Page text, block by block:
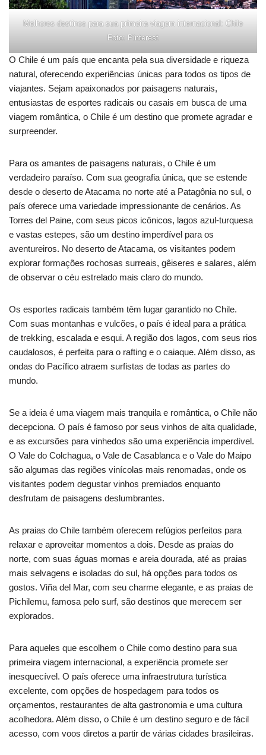
Melhores destinos para sua primeira viagem internacional: Chile
Foto: Pinterest
O Chile é um país que encanta pela sua diversidade e riqueza
natural, oferecendo experiências únicas para todos os tipos de
viajantes. Sejam apaixonados por paisagens naturais,
entusiastas de esportes radicais ou casais em busca de uma
viagem romântica, o Chile é um destino que promete agradar e
surpreender.
Para os amantes de paisagens naturais, o Chile é um
verdadeiro paraíso. Com sua geografia única, que se estende
desde o deserto de Atacama no norte até a Patagônia no sul, o
país oferece uma variedade impressionante de cenários. As
Torres del Paine, com seus picos icônicos, lagos azul-turquesa
e vastas estepes, são um destino imperdível para os
aventureiros. No deserto de Atacama, os visitantes podem
explorar formações rochosas surreais, gêiseres e salares, além
de observar o céu estrelado mais claro do mundo.
Os esportes radicais também têm lugar garantido no Chile.
Com suas montanhas e vulcões, o país é ideal para a prática
de trekking, escalada e esqui. A região dos lagos, com seus rios
caudalosos, é perfeita para o rafting e o caiaque. Além disso, as
ondas do Pacífico atraem surfistas de todas as partes do
mundo.
Se a ideia é uma viagem mais tranquila e romântica, o Chile não
decepciona. O país é famoso por seus vinhos de alta qualidade,
e as excursões para vinhedos são uma experiência imperdível.
O Vale do Colchagua, o Vale de Casablanca e o Vale do Maipo
são algumas das regiões vinícolas mais renomadas, onde os
visitantes podem degustar vinhos premiados enquanto
desfrutam de paisagens deslumbrantes.
As praias do Chile também oferecem refúgios perfeitos para
relaxar e aproveitar momentos a dois. Desde as praias do
norte, com suas águas mornas e areia dourada, até as praias
mais selvagens e isoladas do sul, há opções para todos os
gostos. Viña del Mar, com seu charme elegante, e as praias de
Pichilemu, famosa pelo surf, são destinos que merecem ser
explorados.
Para aqueles que escolhem o Chile como destino para sua
primeira viagem internacional, a experiência promete ser
inesquecível. O país oferece uma infraestrutura turística
excelente, com opções de hospedagem para todos os
orçamentos, restaurantes de alta gastronomia e uma cultura
acolhedora. Além disso, o Chile é um destino seguro e de fácil
acesso, com voos diretos a partir de várias cidades brasileiras.